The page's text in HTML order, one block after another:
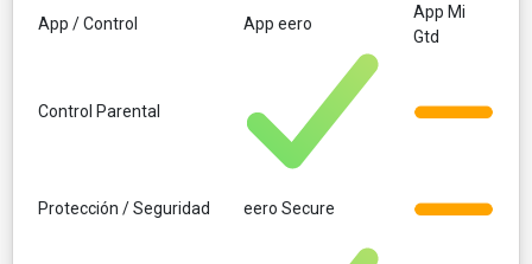
App / Control App eero
App Mi
Gtd
Control Parental
Protección / Seguridad eero Secure